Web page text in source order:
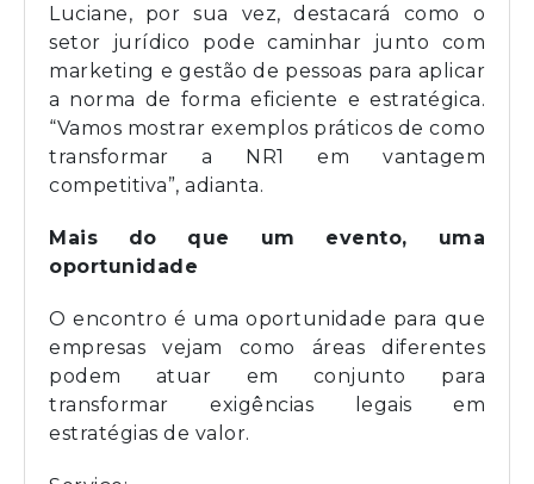
Luciane, por sua vez, destacará como o
setor jurídico pode caminhar junto com
marketing e gestão de pessoas para aplicar
a norma de forma eficiente e estratégica.
“Vamos mostrar exemplos práticos de como
transformar a NR1 em vantagem
competitiva”, adianta.
Mais do que um evento, uma
oportunidade
O encontro é uma oportunidade para que
empresas vejam como áreas diferentes
podem atuar em conjunto para
transformar exigências legais em
estratégias de valor.